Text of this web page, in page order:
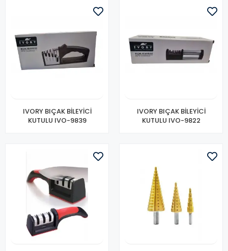
IVORY BIÇAK BİLEYİCİ
KUTULU IVO-9839
IVORY BIÇAK BİLEYİCİ
KUTULU IVO-9822